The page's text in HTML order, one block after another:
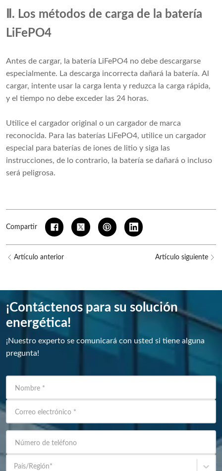
Ⅱ. Los métodos de carga de la batería
LiFePO4
Antes de cargar, la batería LiFePO4 no debe descargarse
especialmente. La descarga incorrecta dañará la batería. Al
cargar, intente usar la carga lenta y reduzca la carga rápida,
y el tiempo no debe exceder las 24 horas.
Utilice el cargador original o un cargador de marca
reconocida. Para las baterías LiFePO4, utilice un cargador
especial para baterías de iones de litio y siga las
instrucciones, de lo contrario, la batería se dañará o incluso
será peligrosa.
Compartir
Artículo anterior Artículo siguiente
¡Contáctenos para su solución
energética!
¡Nuestro experto se comunicará con usted si tiene alguna
pregunta!
Nombre *
Correo electrónico *
Número de teléfono
País/Región*